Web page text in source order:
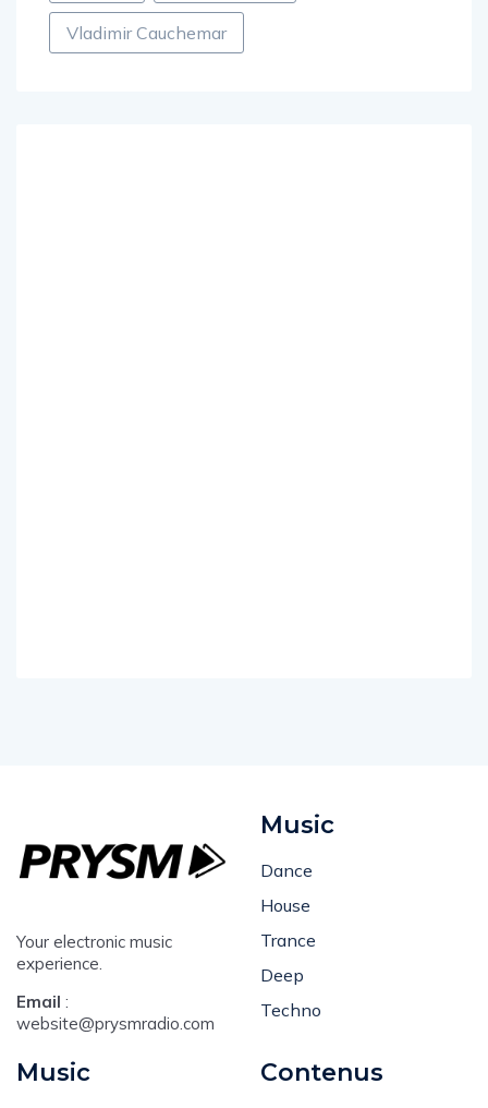
Vladimir Cauchemar
Your electronic music
experience.
Email :
website@prysmradio.com
Music
Dance
House
Trance
Deep
Techno
Music Contenus